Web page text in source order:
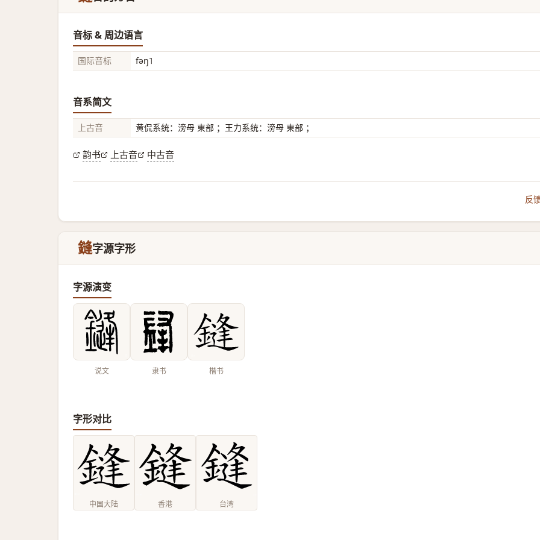
音标 & 周边语言
国际音标 fəŋ˥
音系简文
上古音 黄侃系统：滂母 東部 ；王力系统：滂母 東部 ；
韵书 上古音 中古音
反
鏠字源字形
字源演变
说文 隶书 楷书
字形对比
中国大陆 香港 台湾